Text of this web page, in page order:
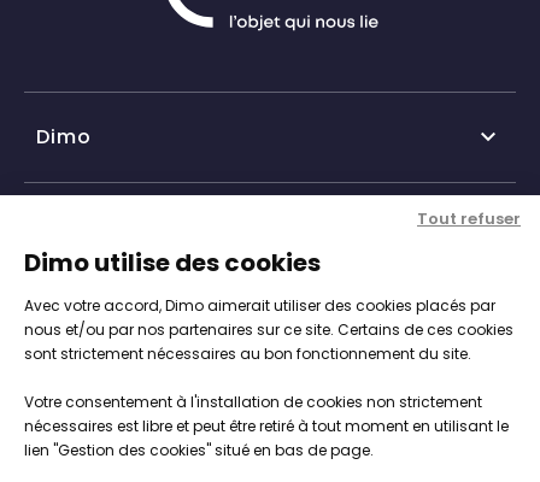
Dimo utilise des cookies
Avec votre accord, Dimo aimerait utiliser des cookies placés par
nous et/ou par nos partenaires sur ce site. Certains de ces cookies
sont strictement nécessaires au bon fonctionnement du site.
Votre consentement à l'installation de cookies non strictement
nécessaires est libre et peut être retiré à tout moment en utilisant le
lien "Gestion des cookies" situé en bas de page.
Tout refuser
Dimo 
Historique DIMO
Nos agences
Catalogue objets publicitaires

Expertise, conseil et service client
Personnalisation de vos objets
Engagements, Normes & Sécurité
Studios PAO intégré
Informations 
CGV
Mentions légales
Notre démarche RSE 